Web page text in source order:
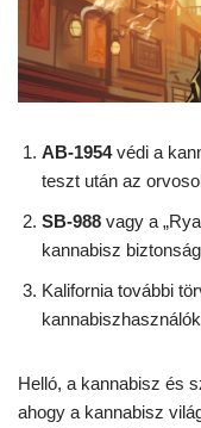
AB-1954védi a
teszt után az
SB-988 vagy a
kannabisz
Kalifornia további
Helló, a kannabisz és
ahogy a kannabisz